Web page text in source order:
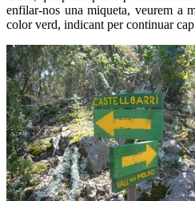
enfilar-nos una miqueta, veurem a
color verd, indicant per continuar